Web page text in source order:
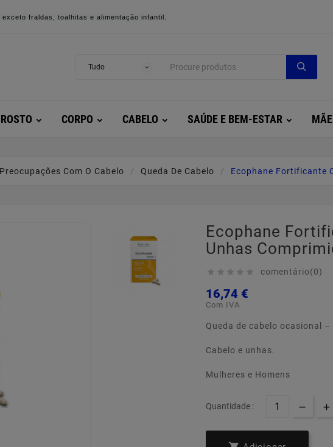
fraldas, toalhitas e alimentação infantil.
ROSTO CORPO CABELO SAÚDE E BEM-ESTAR
Preocupações Com O Cabelo Queda De Cabelo Ecophane Fortificante
Ecophane
Unhas
     comentário(0)
16,74 €
Com IVA
Queda de cabelo ocasional –
Cabelo e unhas.
Mulheres e Homens
Quantidade :